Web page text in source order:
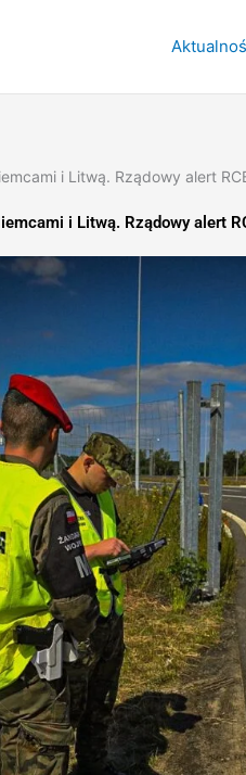
i Litwą. Rządowy alert
i Litwą. Rządowy alert